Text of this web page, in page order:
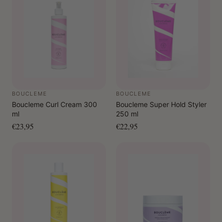
BOUCLEME
Boucleme Curl Cream 300
ml
€23,95
BOUCLEME
Boucleme Super Hold Styler
250 ml
€22,95